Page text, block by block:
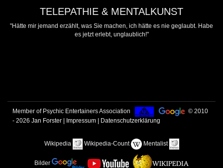
TELEPATHIE & MENTALKUNST
"Hätte mir jemand erzählt, was Sie machen, ich hätte es nie geglaubt. Habe
es jetzt erlebt, unglaublich!"
Member of Psychic Entertainers Association
© 2010
- 2026 Jan Forster Impressum | Datenschutzerklärung
Wikipedia Wikipedia-Count Mentalist
Bilder